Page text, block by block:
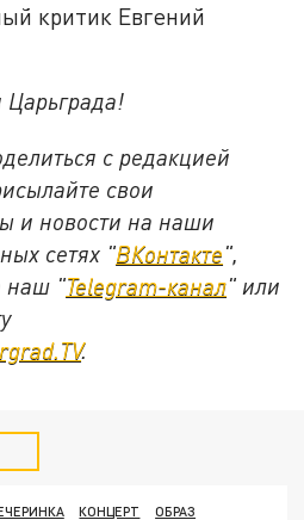
критик Евгений
Царьграда!
с редакцией
свои
и новости на наши
сетях "ВКонтакте",
наш "Telegram-канал" или
.
КОНЦЕРТ
ОБРАЗ